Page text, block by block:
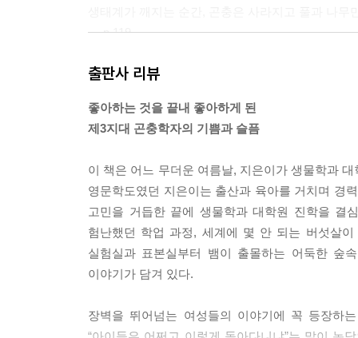
--- p.119
밤이슬에 옷이 축축하게 젖을 무렵 재밌는 일이
하며 날아오르고 ……. 마치 약속이나 한 것처럼 여
스마스트리에 점등하는 것 같다. 그 모습이 얼마나
--- p.176
곤충이 욕심이 없는 데는 그만한 이유가 있지만,
다. 식물을 먹는 곤충, 다른 곤충을 포식하는 곤
종마다 먹잇감이 정해져 있어서 절대로 남의 식
솔잎만 먹고, 장수하늘소 애벌레 는 썩은 나무 조
--- p.244
출판사 리뷰
좋아하는 것을 끝내 좋아하게 된
제3지대 곤충학자의 기쁨과 슬픔
이 책은 어느 무더운 여름날, 지은이가 생물학과
영문학도였던 지은이는 출산과 육아를 거치며 경
고민을 거듭한 끝에 생물학과 대학원 진학을 결
험난했던 학업 과정, 세계에 몇 안 되는 버섯살
실험실과 표본실부터 뱀이 출몰하는 어둑한 숲
이야기가 담겨 있다.
장벽을 뛰어넘는 여성들의 이야기에 꼭 등장하